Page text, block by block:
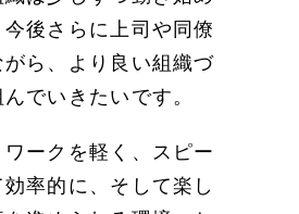
後さらに上司や同僚
ら、より良い組織づ
でいきたいです。
ークを軽く、スピー
効率的に、そして楽し